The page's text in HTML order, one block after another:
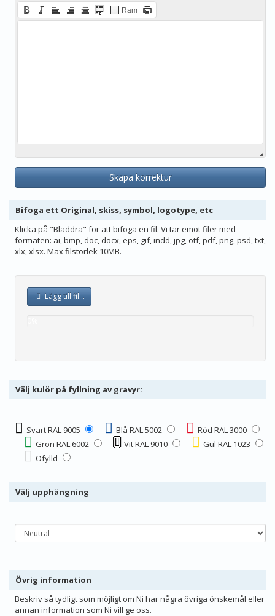
Ram
Skapa korrektur
Bifoga ett Original, skiss, symbol, logotype, etc
Klicka på "Bläddra" för att bifoga en fil. Vi tar emot filer med
formaten: ai, bmp, doc, docx, eps, gif, indd, jpg, otf, pdf, png, psd, txt,
xlx, xlsx. Max filstorlek 10MB.
Lägg till fil...
Välj kulör på fyllning av gravyr:
Svart RAL 9005 Blå RAL 5002
Röd RAL 3000
Grön RAL 6002
Vit RAL 9010
Gul RAL 1023
Ofylld
Välj upphängning
Övrig information
Beskriv så tydligt som möjligt om Ni har några övriga önskemål eller
annan information som Ni vill ge oss.